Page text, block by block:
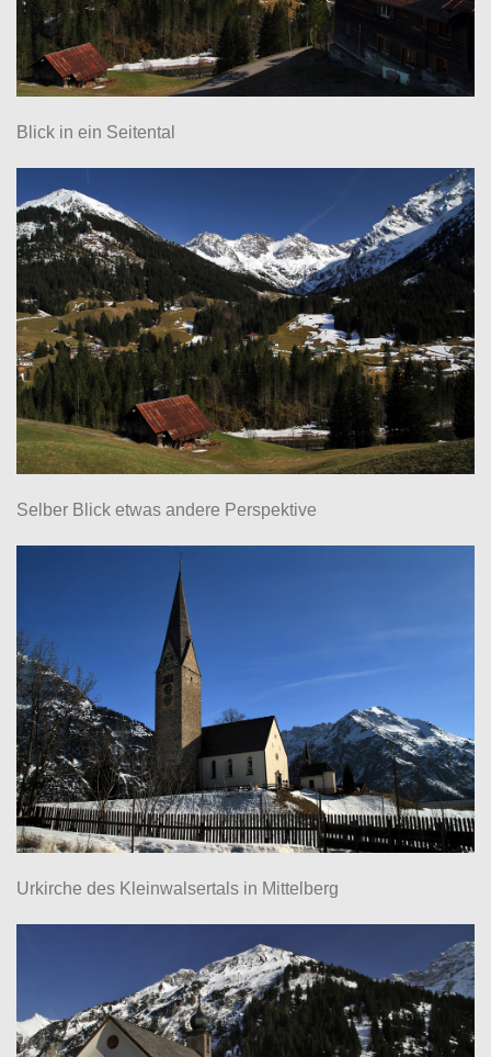
Blick in ein Seitental
Selber Blick etwas andere Perspektive
Urkirche des Kleinwalsertals in Mittelberg